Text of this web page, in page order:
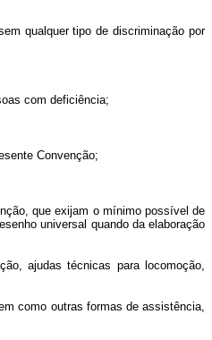
qualquer tipo de discriminação por
com deficiência;
Convenção;
que exijam o mínimo possível de
universal quando da elaboração
ajudas técnicas para locomoção,
como outras formas de assistência,